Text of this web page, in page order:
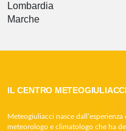
Lombardia
Marche
IL CENTRO METEOGIULIACCI
Meteogiuliacci nasce
meteorologo e climatologo che ha